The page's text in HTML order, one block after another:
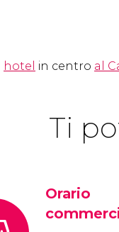
hotel in centro al
Ti
Orario